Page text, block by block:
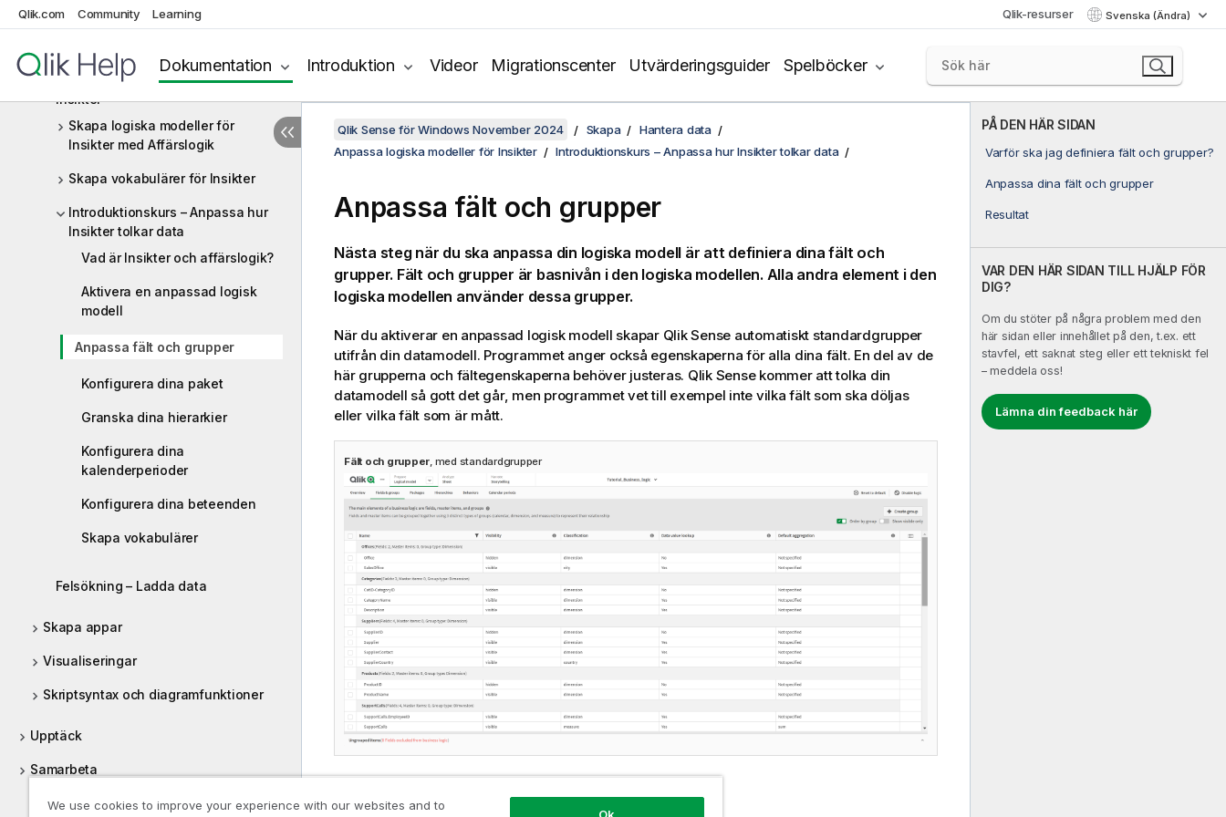
Qlik.com Community Learning Qlik-resurser Svenska (Ändra)
Dokumentation Introduktion Videor Migrationscenter Utvärderingsguider Spelböcker
Beprövade metoder för
Anpassa logiska modeller för
Insikter
Skapa logiska modeller för
Insikter med Affärslogik
Skapa vokabulärer för Insikter
Introduktionskurs – Anpassa hur
Insikter tolkar data
Vad är Insikter och affärslogik?
Aktivera en anpassad logisk
modell
Anpassa fält och grupper
Konfigurera dina paket
Granska dina hierarkier
Konfigurera dina
kalenderperioder
Konfigurera dina beteenden
Skapa vokabulärer
Felsökning – Ladda data
Skapa appar
Visualiseringar
Skriptsyntax och diagramfunktioner
Upptäck
Samarbeta
Hjälp för utvecklare
PÅ DEN HÄR SIDAN
Varför ska jag definiera fält och grupper?
Anpassa dina fält och grupper
Resultat
VAR DEN HÄR SIDAN TILL HJÄLP FÖR
DIG?
Om du stöter på några problem med den
här sidan eller innehållet på den, t.ex. ett
stavfel, ett saknat steg eller ett tekniskt fel
– meddela oss!
Lämna din feedback här
Qlik Sense för Windows November 2024 Skapa
Hantera data
Anpassa logiska modeller för Insikter
Introduktionskurs – Anpassa hur Insikter tolkar data
Anpassa fält och grupper
Nästa steg när du ska anpassa din logiska modell är att definiera dina fält och
grupper. Fält och grupper är basnivån i den logiska modellen. Alla andra element i den
logiska modellen använder dessa grupper.
När du aktiverar en anpassad logisk modell skapar Qlik Sense automatiskt standardgrupper
utifrån din datamodell. Programmet anger också egenskaperna för alla dina fält. En del av de
här grupperna och fältegenskaperna behöver justeras. Qlik Sensekommer att tolka din
datamodell så gott det går, men programmet vet till exempel inte vilka fält som ska döljas
eller vilka fält som är mått.
Fält och grupper, med standardgrupper
Det finns tre typer av grupper:
We use cookies to improve your experience with our websites and to